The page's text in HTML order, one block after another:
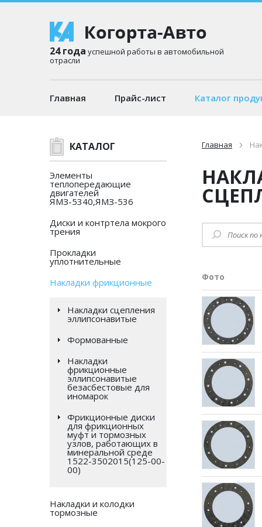
24 года успешной работы в автомобильной
отрасли
Главная Прайс-лист Каталог
КАТАЛОГ
Элементы
теплопередающие
двигателей
ЯМЗ-5340,ЯМЗ-536
Диски и контртела мокрого
трения
Прокладки
уплотнительные
Накладки фрикционные
Накладки сцепления
эллипсонавитые
Формованные
Накладки
фрикционные
эллипсонавитые
безасбестовые для
иномарок
Фрикционные диски
для фрикционных
муфт и тормозных
узлов, работающих в
минеральной среде
1522-3502015(125-00-
00)
Накладки и колодки
тормозные
Главная
Фото